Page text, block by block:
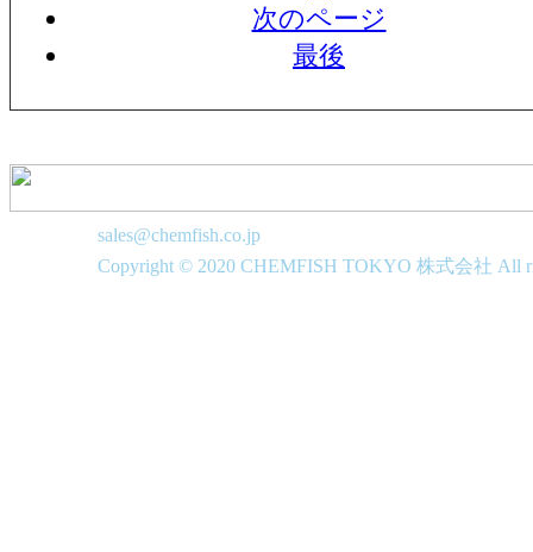
次のページ
最後
sales@chemfish.co.jp
Copyright © 2020 CHEMFISH TOKYO 株式会社 All